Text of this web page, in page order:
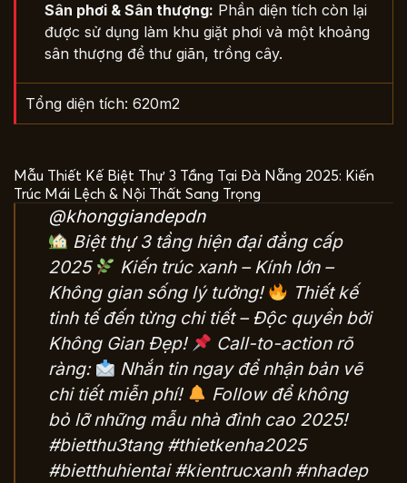
Sân phơi & Sân thượng: Phần diện tích còn lại
được sử dụng làm khu giặt phơi và một khoảng
sân thượng để thư giãn, trồng cây.
Tổng diện tích: 620m2
Mẫu Thiết Kế Biệt Thự 3 Tầng Tại Đà Nẵng 2025: Kiến
Trúc Mái Lệch & Nội Thất Sang Trọng
@khonggiandepdn
Biệt thự 3 tầng hiện đại đẳng cấp
2025
Kiến trúc xanh – Kính lớn –
Không gian sống lý tưởng!
Thiết kế
tinh tế đến từng chi tiết – Độc quyền bởi
Không Gian Đẹp!
Call-to-action rõ
ràng:
Nhắn tin ngay để nhận bản vẽ
chi tiết miễn phí!
Follow để không
bỏ lỡ những mẫu nhà đỉnh cao 2025!
#bietthu3tang #thietkenha2025
#bietthuhientai #kientrucxanh #nhadep